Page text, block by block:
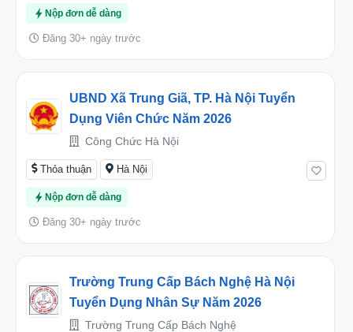
Nộp đơn dễ dàng
Đăng 30+ ngày trước
UBND Xã Trung Giã, TP. Hà Nội Tuyển
Dụng Viên Chức Năm 2026
Công Chức Hà Nội
Thỏa thuận Hà Nội
Nộp đơn dễ dàng
Đăng 30+ ngày trước
Trường Trung Cấp Bách Nghệ Hà Nội
Tuyển Dụng Nhân Sự Năm 2026
Trường Trung Cấp Bách Nghệ